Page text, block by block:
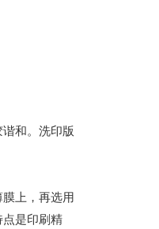
和。洗印版
上，再选用
是印刷精